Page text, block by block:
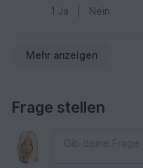
1 Ja Nein
Mehr anzeigen
Frage stellen